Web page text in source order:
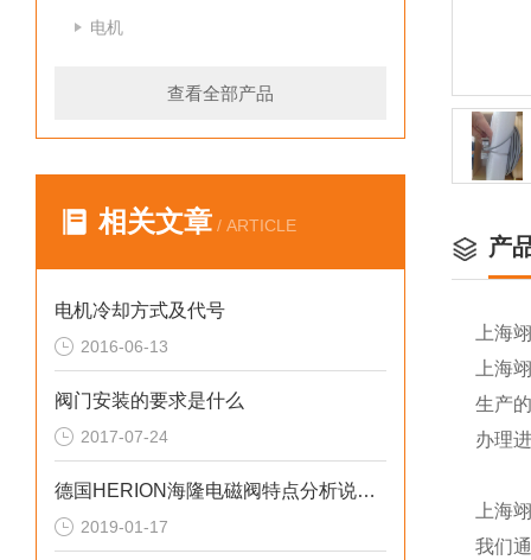
电机
查看全部产品
相关文章 / ARTICLE
电机冷却方式及代号
2016-06-13
阀门安装的要求是什么
2017-07-24
德国HERION海隆电磁阀特点分析说明讨论
2019-01-17
产
上海
上海
生产
办理
上海
我们